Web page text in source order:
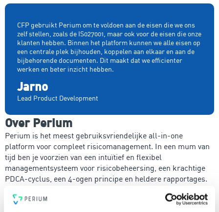
CFP gebruikt Perium om te voldoen aan de eisen die we ons
zelf stellen, zoals de IS027001, maar ook voor de eisen die onze
klanten hebben. Binnen het platform kunnen we alle eisen op
een centrale plek bijhouden, koppelen aan elkaar en aan de
bijbehorende documenten. Dit maakt dat we efficienter
werken en beter inzicht hebben.
Jarno
Lead Product Development
Over Perium
Perium is het meest gebruiksvriendelijke all-in-one
platform voor compleet risicomanagement. In een mum van
tijd ben je voorzien van een intuïtief en flexibel
managementsysteem voor risicobeheersing, een krachtige
PDCA-cyclus, een 4-ogen principe en heldere rapportages.
onder andere security, privacy, duurzaamheid, milieu,